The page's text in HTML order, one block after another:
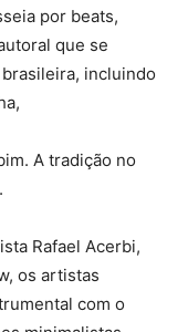
por beats,
que se
incluindo
A tradição no
Rafael Acerbi,
os artistas
com o